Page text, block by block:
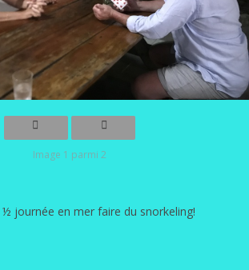
Image 1 parmi 2
journée en mer faire du snorkeling!